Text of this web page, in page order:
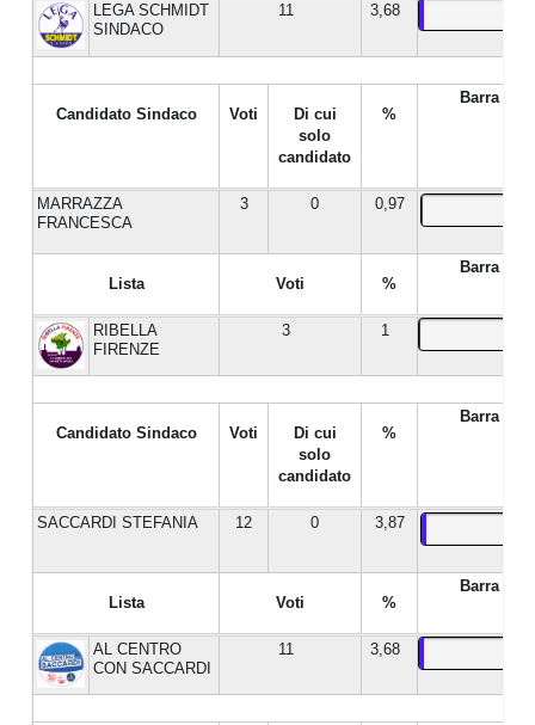
LEGA SCHMIDT
SINDACO
11 3,68
Candidato Sindaco Voti
Di cui
solo
candidato
%
Barra %
MARRAZZA
FRANCESCA
3 0 0,97
Lista Voti %
Barra %
RIBELLA
FIRENZE
3 1
Candidato Sindaco Voti
Di cui
solo
candidato
%
Barra %
SACCARDI STEFANIA 12 0 3,87
Lista Voti %
Barra %
AL CENTRO
CON SACCARDI
11 3,68